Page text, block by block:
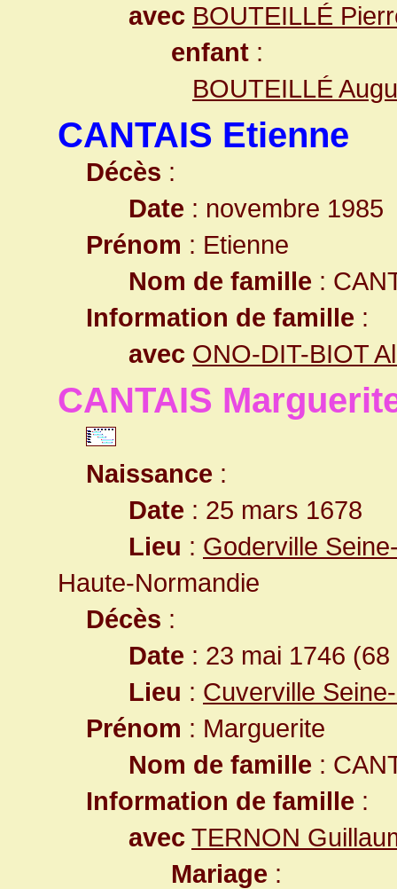
avec BOUTEILLÉ
enfant :
BOUTEILLÉ
CANTAIS Etienne
Décès :
Date : novembre 1985
Prénom : Etienne
Nom de famille :
Information de famille :
avec ONO-DIT-BIOT
CANTAIS
Naissance :
Date : 25 mars 1678
Lieu : Goderville
Haute-Normandie
Décès :
Date : 23 mai 1746
Lieu : Cuverville
Prénom : Marguerite
Nom de famille :
Information de famille :
avec TERNON
Mariage :